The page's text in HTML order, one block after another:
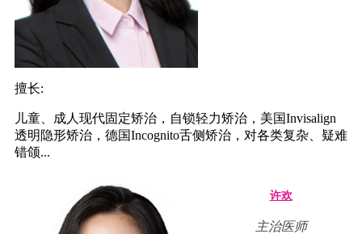
擅长:
儿童、成人现代固定矫治，自锁轻力矫治，美国Invisalign
透明隐形矫治，德国Incognito舌侧矫治，对各类复杂、疑难
错颌...
许欢
主治医师